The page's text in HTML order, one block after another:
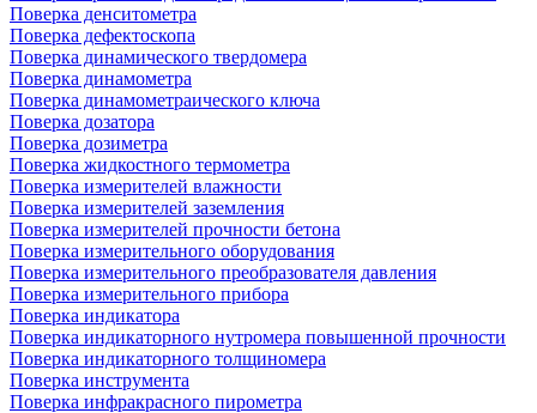
Поверка денситометра
Поверка дефектоскопа
Поверка динамического твердомера
Поверка динамометра
Поверка динамометраического ключа
Поверка дозатора
Поверка дозиметра
Поверка жидкостного термометра
Поверка измерителей влажности
Поверка измерителей заземления
Поверка измерителей прочности бетона
Поверка измерительного оборудования
Поверка измерительного преобразователя давления
Поверка измерительного прибора
Поверка индикатора
Поверка индикаторного нутромера повышенной прочности
Поверка индикаторного толщиномера
Поверка инструмента
Поверка инфракрасного пирометра